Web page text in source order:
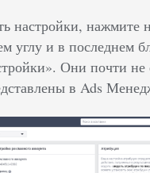
настройки, нажмите
углу и в последнем
Они почти не
в Ads